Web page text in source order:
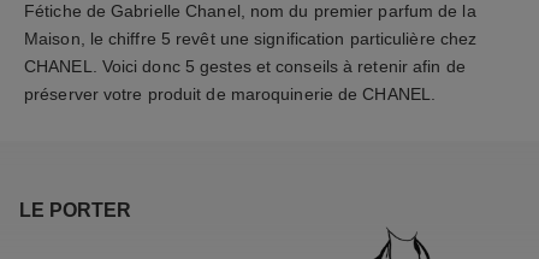
Fétiche de Gabrielle Chanel, nom du premier parfum de la
Maison, le chiffre 5 revêt une signification particulière chez
CHANEL. Voici donc 5 gestes et conseils à retenir afin de
préserver votre produit de maroquinerie de CHANEL.
LE PORTER